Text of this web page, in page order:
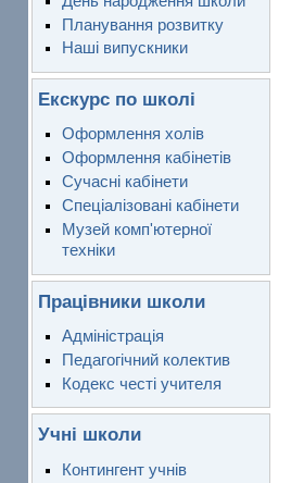
Планування розвитку
Наші випускники
Екскурс по школі
Оформлення холів
Оформлення кабінетів
Сучасні кабінети
Спеціалізовані кабінети
Музей комп'ютерної
техніки
Працівники школи
Адміністрація
Педагогічний колектив
Кодекс честі учителя
Учні школи
Контингент учнів